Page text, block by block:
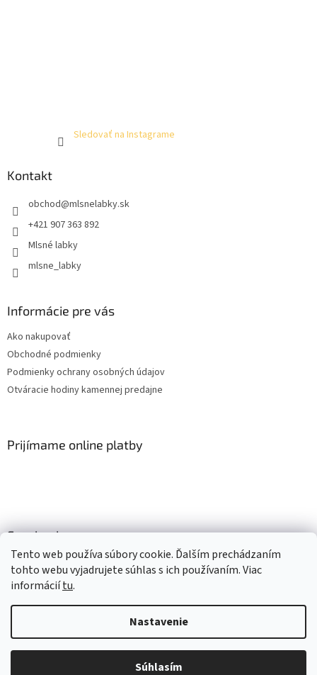
Tento web používa súbory cookie. Ďalším prechádzaním
tohto webu vyjadrujete súhlas s ich používaním. Viac
informáciítu.
Nastavenie
Súhlasím
Sledovať na Instagrame
Kontakt
obchod@mlsnelabky.sk
+421 907 363 892
Mlsné labky
mlsne_labky
Informácie pre vás
Ako nakupovať
Obchodné podmienky
Podmienky ochrany osobných údajov
Otváracie hodiny kamennej predajne
Prijímame online platby
Facebook
Vytvoril Shoptet
Copyright 2026Mlsné labky. Všetky práva vyhradené.Upraviť
nastavenie cookies